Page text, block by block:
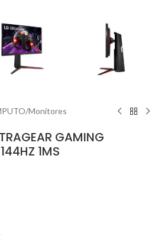
/Monitores
GAMING
1MS